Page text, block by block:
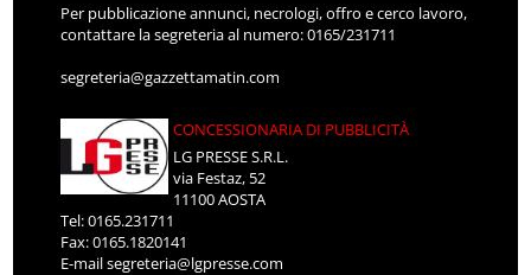
Per pubblicazione annunci, necrologi, offro e cerco lavoro,
contattare la segreteria al numero: 0165/231711
segreteria@gazzettamatin.com
CONCESSIONARIA DI PUBBLICITÀ
LG PRESSE S.R.L.
via Festaz, 52
11100 AOSTA
Tel: 0165.231711
Fax: 0165.1820141
E-mailsegreteria@lgpresse.com